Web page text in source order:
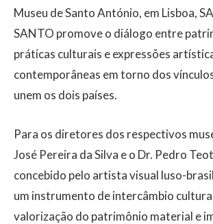
Museu de Santo António, em Lisboa,
SANTO promove o diálogo entre
práticas culturais e expressões
contemporâneas em torno dos
unem os dois países.
Para os diretores dos respectivos
José Pereira da Silva e o Dr. Pedro
concebido pelo artista visual luso-
um instrumento de intercâmbio
valorização do patrimônio material e